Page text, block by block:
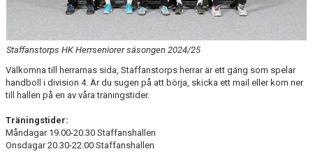
Staffanstorps HK Herrseniorer säsongen 2024/25
Välkomna till herrarnas sida, Staffanstorps herrar är ett gäng som spelar
handboll i division 4. Är du sugen på att börja, skicka ett mail eller kom ner
till hallen på en av våra träningstider.
Träningstider:
Måndagar 19.00-20.30 Staffanshallen
Onsdagar 20.30-22.00 Staffanshallen